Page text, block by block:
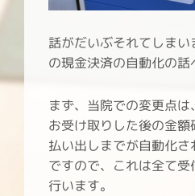
話がだいぶそれてしま
の現金決済の自動化の話
まず、当院での変更点
お受け取りした後の金
払い出しまでが自動化
ですので、これは全て
行います。